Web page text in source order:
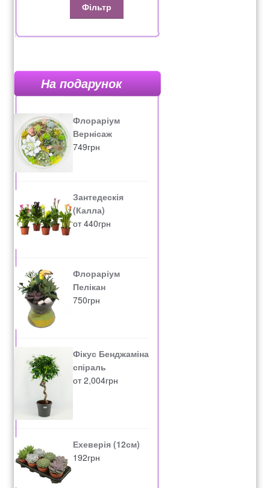
Фільтр
На подарунок
Флораріум
Вернісаж
749грн
Зантедескія
(Калла)
от440грн
Флораріум
Пелікан
750грн
Фікус Бенджаміна
спіраль
от2,004грн
Ехеверія (12см)
192грн